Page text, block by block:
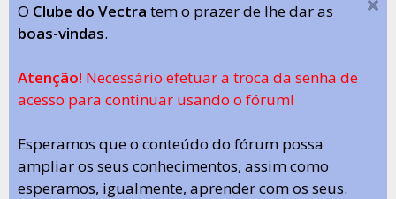
O Clube do Vectra tem o prazer de lhe dar as
boas-vindas.
Atenção! Necessário efetuar a troca da senha de
acesso para continuar usando o fórum!
Esperamos que o conteúdo do fórum possa
ampliar os seus conhecimentos, assim como
esperamos, igualmente, aprender com os seus.